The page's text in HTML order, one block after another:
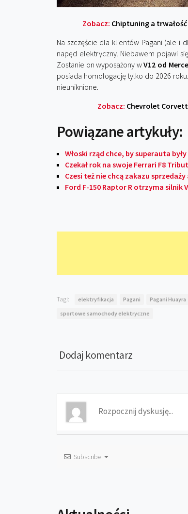
Zobacz: Chiptuning a
Na szczęście dla klientów Pagani (ale i
napęd elektryczny. Niebawem pojawi
Zostanie on wyposażony wV12 od
posiada homologację tylko do 2026
nieuniknione.
Zobacz: Chevrolet
Powiązane artykuły:
Włoski rząd chce, by superauta
Czekał rok na swoje Ferrari F8
Czesi też nie chcą zakazu
Ford F-150 Raptor R otrzyma
Tagi: elektryfikacja Pagani Pagani Huayra
sportowe samochody elektryczne
Dodaj komentarz
Subscribe